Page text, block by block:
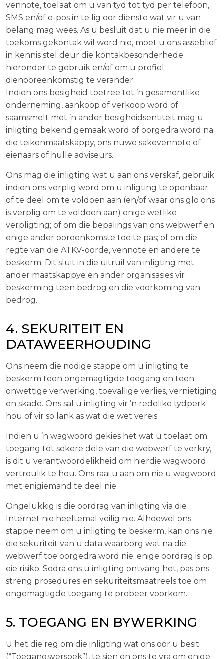
vennote, toelaat om u van tyd tot tyd per telefoon,
SMS en/of e-pos in te lig oor dienste wat vir u van
belang mag wees. As u besluit dat u nie meer in die
toekoms gekontak wil word nie, moet u ons asseblief
in kennis stel deur die kontakbesonderhede
hieronder te gebruik en/of om u profiel
dienooreenkomstig te verander.
Indien ons besigheid toetree tot ’n gesamentlike
onderneming, aankoop of verkoop word of
saamsmelt met ’n ander besigheidsentiteit mag u
inligting bekend gemaak word of oorgedra word na
die teikenmaatskappy, ons nuwe sakevennote of
eienaars of hulle adviseurs.
Ons mag die inligting wat u aan ons verskaf, gebruik
indien ons verplig word om u inligting te openbaar
of te deel om te voldoen aan (en/of waar ons glo ons
is verplig om te voldoen aan) enige wetlike
verpligting; of om die bepalings van ons webwerf en
enige ander ooreenkomste toe te pas; of om die
regte van die ATKV-oorde, vennote en andere te
beskerm. Dit sluit in die uitruil van inligting met
ander maatskappye en ander organisasies vir
beskerming teen bedrog en die voorkoming van
bedrog.
4. SEKURITEIT EN
DATAWEERHOUDING
Ons neem die nodige stappe om u inligting te
beskerm teen ongemagtigde toegang en teen
onwettige verwerking, toevallige verlies, vernietiging
en skade. Ons sal u inligting vir ’n redelike tydperk
hou of vir so lank as wat die wet vereis.
Indien u ’n wagwoord gekies het wat u toelaat om
toegang tot sekere dele van die webwerf te verkry,
is dit u verantwoordelikheid om hierdie wagwoord
vertroulik te hou. Ons raai u aan om nie u wagwoord
met enigiemand te deel nie.
Ongelukkig is die oordrag van inligting via die
Internet nie heeltemal veilig nie. Alhoewel ons
stappe neem om u inligting te beskerm, kan ons nie
die sekuriteit van u data waarborg wat na die
webwerf toe oorgedra word nie; enige oordrag is op
eie risiko. Sodra ons u inligting ontvang het, pas ons
streng prosedures en sekuriteitsmaatreëls toe om
ongemagtigde toegang te probeer voorkom.
5. TOEGANG EN BYWERKING
U het die reg om die inligting wat ons oor u besit
(“Toegangsversoek”), te sien en ons te vra om enige